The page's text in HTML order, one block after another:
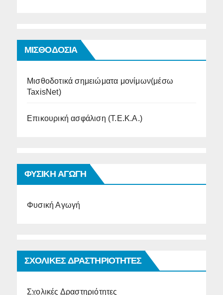
ΜΙΣΘΟΔΟΣΙΑ
Μισθοδοτικά σημειώματα μονίμων(μέσω
TaxisNet)
Επικουρική ασφάλιση (Τ.Ε.Κ.Α.)
ΦΥΣΙΚΗ ΑΓΩΓΗ
Φυσική Αγωγή
ΣΧΟΛΙΚΕΣ ΔΡΑΣΤΗΡΙΟΤΗΤΕΣ
Σχολικές Δραστηριότητες